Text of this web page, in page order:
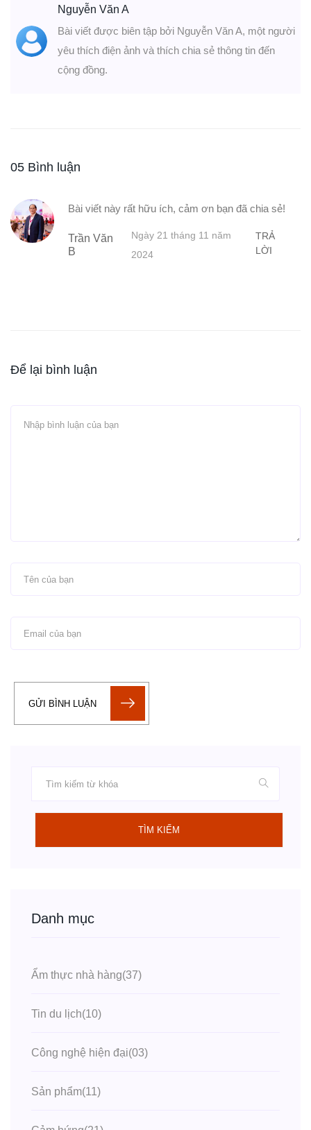
Nguyễn Văn A
Bài viết được biên tập bởi Nguyễn Văn A, một người
yêu thích điện ảnh và thích chia sẻ thông tin đến
cộng đồng.
05 Bình luận
Bài viết này rất hữu ích, cảm ơn bạn đã chia sẻ!
Trần Văn
B
Ngày 21 tháng 11 năm
2024
TRẢ
LỜI
Để lại bình luận
GỬI BÌNH LUẬN
TÌM KIẾM
Danh mục
Ẩm thực nhà hàng(37)
Tin du lịch(10)
Công nghệ hiện đại(03)
Sản phẩm(11)